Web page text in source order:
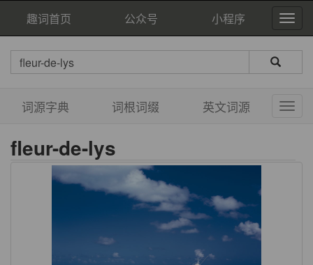
趣词首页 公众号 小程序
词源字典 词根词缀 英文词源
fleur-de-lys